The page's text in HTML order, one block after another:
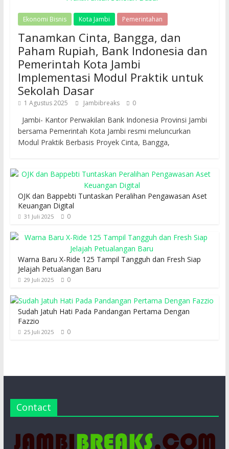
Ekonomi Bisnis Kota Jambi Pemerintahan
Tanamkan Cinta, Bangga, dan
Paham Rupiah, Bank Indonesia dan
Pemerintah Kota Jambi
Implementasi Modul Praktik untuk
Sekolah Dasar
1 Agustus 2025 Jambibreaks 0
Jambi- Kantor Perwakilan Bank Indonesia Provinsi Jambi
bersama Pemerintah Kota Jambi resmi meluncurkan
Modul Praktik Berbasis Proyek Cinta, Bangga,
OJK dan Bappebti Tuntaskan Peralihan Pengawasan Aset
Keuangan Digital
31 Juli 2025 0
Warna Baru X-Ride 125 Tampil Tangguh dan Fresh Siap
Jelajah Petualangan Baru
29 Juli 2025 0
Sudah Jatuh Hati Pada Pandangan Pertama Dengan
Fazzio
25 Juli 2025 0
Contact